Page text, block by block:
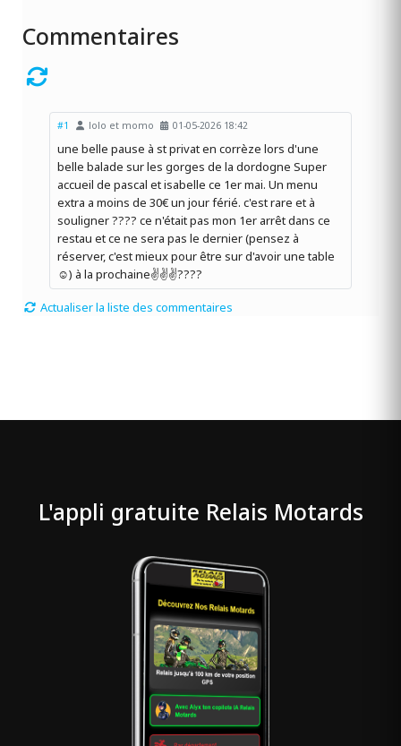
Commentaires
#1 lolo et momo 01-05-2026 18:42
une belle pause à st privat en corrèze lors d'une
belle balade sur les gorges de la dordogne Super
accueil de pascal et isabelle ce 1er mai. Un menu
extra a moins de 30€ un jour férié. c'est rare et à
souligner ???? ce n'était pas mon 1er arrêt dans ce
restau et ce ne sera pas le dernier (pensez à
réserver, c'est mieux pour être sur d'avoir une table
☺️) à la prochaine✌️✌️✌️????️
Actualiser la liste des commentaires
L'appli gratuite Relais Motards